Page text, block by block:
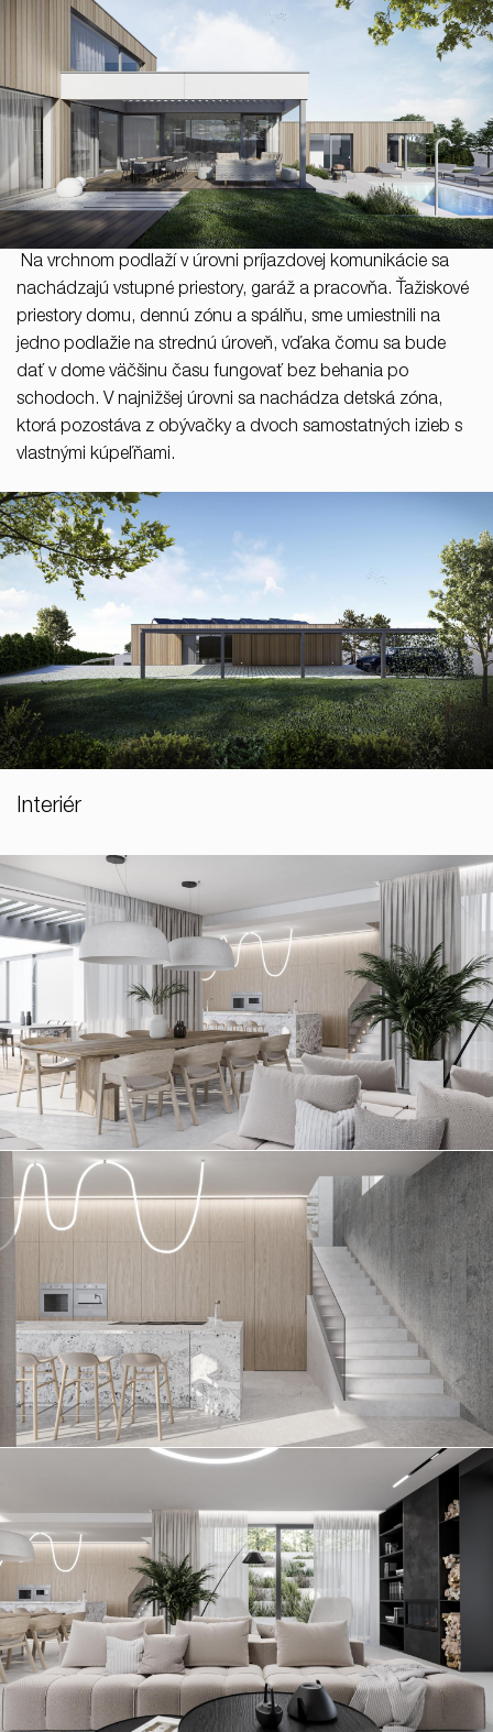
Na vrchnom podlaží v úrovni príjazdovej komunikácie sa
nachádzajú vstupné priestory, garáž a pracovňa. Ťažiskové
priestory domu, dennú zónu a spálňu, sme umiestnili na
jedno podlažie na strednú úroveň, vďaka čomu sa bude
dať v dome väčšinu času fungovať bez behania po
schodoch. V najnižšej úrovni sa nachádza detská zóna,
ktorá pozostáva z obývačky a dvoch samostatných izieb s
vlastnými kúpeľňami.
Interiér